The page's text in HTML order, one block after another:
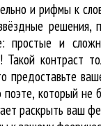
и рифмы к
решения,
простые и
Такой контраст
предоставьте
поэте, который
раскрыть ваш